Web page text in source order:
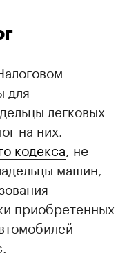
для
легковых
на них.
кодекса, не
машин,
приобретенных